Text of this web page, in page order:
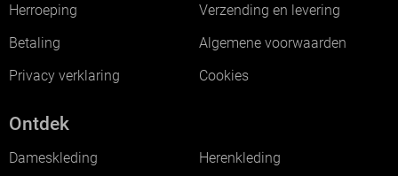
Herroeping
Verzending en levering
Betaling
Algemene voorwaarden
Privacy verklaring
Cookies
Ontdek
Dameskleding
Herenkleding